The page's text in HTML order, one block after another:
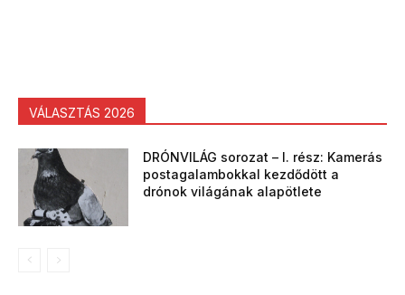
VÁLASZTÁS 2026
DRÓNVILÁG sorozat – I. rész: Kamerás
postagalambokkal kezdődött a
drónok világának alapötlete